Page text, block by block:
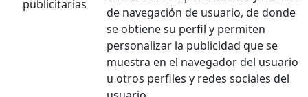
publicitarias
de navegación de usuario, de donde
se obtiene su perfil y permiten
personalizar la publicidad que se
muestra en el navegador del usuario
u otros perfiles y redes sociales del